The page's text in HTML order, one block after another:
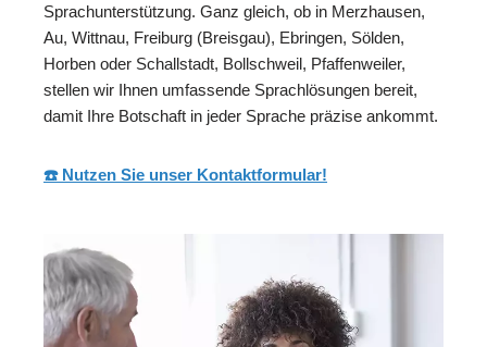
Sprachunterstützung. Ganz gleich, ob in Merzhausen,
Au, Wittnau, Freiburg (Breisgau), Ebringen, Sölden,
Horben oder Schallstadt, Bollschweil, Pfaffenweiler,
stellen wir Ihnen umfassende Sprachlösungen bereit,
damit Ihre Botschaft in jeder Sprache präzise ankommt.
☎️ Nutzen Sie unser Kontaktformular!